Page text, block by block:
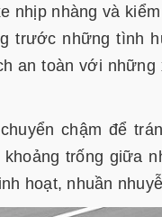
nhịp nhàng và
trước những tình
an toàn với những
chậm để
trống giữa
hoạt, nhuần